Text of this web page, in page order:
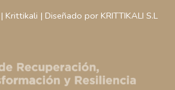
| Diseñado por KRITTIKALI S.L